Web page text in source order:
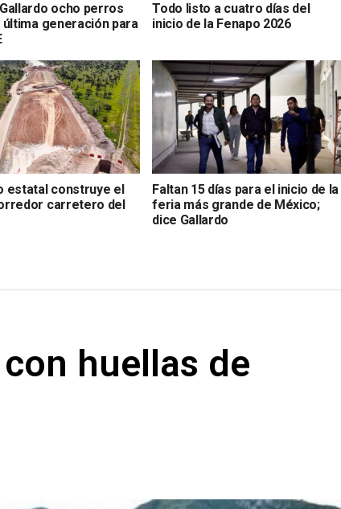
ocho perros
generación para
Todo listo a cuatro días del
inicio de la Fenapo 2026
estatal construye el
carretero del
Faltan 15 días para el inicio de la
feria más grande de México;
dice Gallardo
huellas de